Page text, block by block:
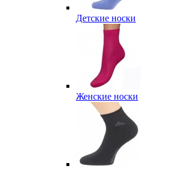
Детские носки
Женские носки